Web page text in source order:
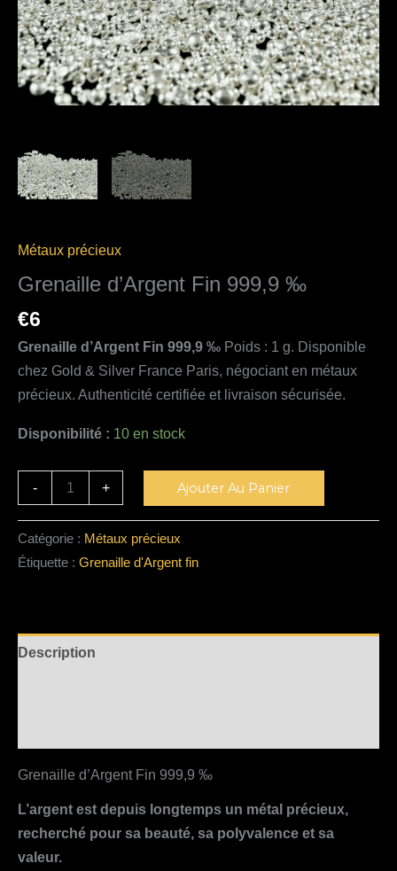
Métaux précieux
Grenaille d’Argent Fin 999,9 ‰
€6
Grenaille d’Argent Fin 999,9 ‰ Poids : 1 g. Disponible
chez Gold & Silver France Paris, négociant en métaux
précieux. Authenticité certifiée et livraison sécurisée.
Disponibilité : 10 en stock
- + Ajouter Au Panier
Catégorie : Métaux précieux
Étiquette : Grenaille d'Argent fin
Description
Grenaille d’Argent Fin 999,9 ‰
L’argent est depuis longtemps un métal précieux,
recherché pour sa beauté, sa polyvalence et sa
valeur.